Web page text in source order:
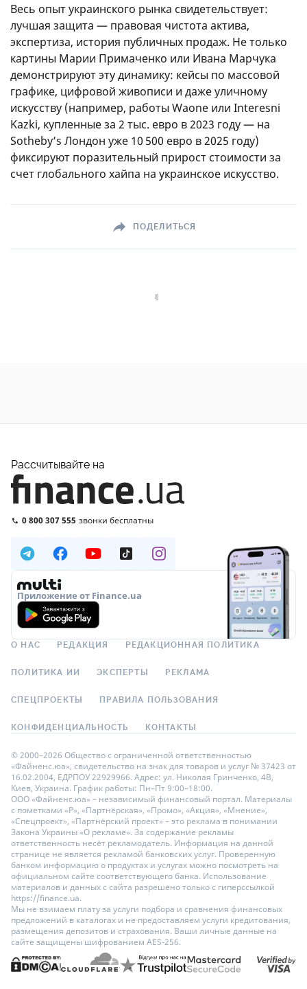
Весь опыт украинского рынка свидетельствует:
лучшая защита — правовая чистота актива,
экспертиза, история публичных продаж. Не только
картины Марии Примаченко или Ивана Марчука
демонстрируют эту динамику: кейсы по массовой
графике, цифровой живописи и даже уличному
искусству (например, работы Waone или Interesni
Kazki, купленные за 2 тыс. евро в 2023 году — на
Sotheby’s Лондон уже 10 500 евро в 2025 году)
фиксируют поразительный прирост стоимости за
счет глобального хайпа на украинское искусство.
ПОДЕЛИТЬСЯ
Рассчитывайте на
0 800 307 555 звонки бесплатны
Приложение от Finance.ua
О НАС РЕДАКЦИЯ РЕДАКЦИОННАЯ ПОЛИТИКА
ПОЛИТИКА ИИ ЭКСПЕРТЫ РЕКЛАМА
СПЕЦПРОЕКТЫ ПРАВИЛА ПОЛЬЗОВАНИЯ
КОНФИДЕНЦИАЛЬНОСТЬ КОНТАКТЫ
© 2000–2026 Общество с ограниченной ответственностью
«Файненс.юа», свидетельство на знак для товаров и услуг № 37423 от
16.02.2004, ЕДРПОУ 22929966. Адрес: ул. Николая Гринченко, 4В,
Киев, Украина. График работы: Пн–Пт 9:00–18:00.
ООО «Файненс.юа» – независимый финансовый портал. Материалы
с пометками «Р», «Партнёрская», «Промо», «Акция», «Мнение»,
«Спецпроект», «Партнёрский проект» – это реклама в понимании
Закона Украины «О рекламе». За содержание рекламы
ответственность несёт рекламодатель. Информация на данной
странице не является рекламой банковских услуг. Проверенную
банком информацию о продуктах и услугах можно посмотреть на
официальном сайте соответствующего банка. Использование
материалов и данных с сайта разрешено только с гиперссылкой
https://finance.ua.
Мы не взимаем плату за услуги подбора и сравнения финансовых
предложений в каталогах и не предоставляем услуги кредитования,
размещения депозитов и страхования. Ваши личные данные на
сайте защищены шифрованием AES-256.